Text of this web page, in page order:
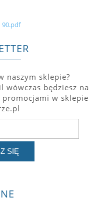
90.pdf
naszym sklepie?
wówczas będziesz na
w sklepie
SIĘ